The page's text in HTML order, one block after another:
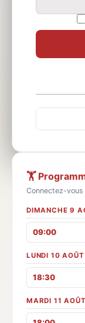
🏋️
Connectez-
DIMANCHE 9
09:00
LUNDI 10 AOÛT
18:30
MARDI 11 AOÛT